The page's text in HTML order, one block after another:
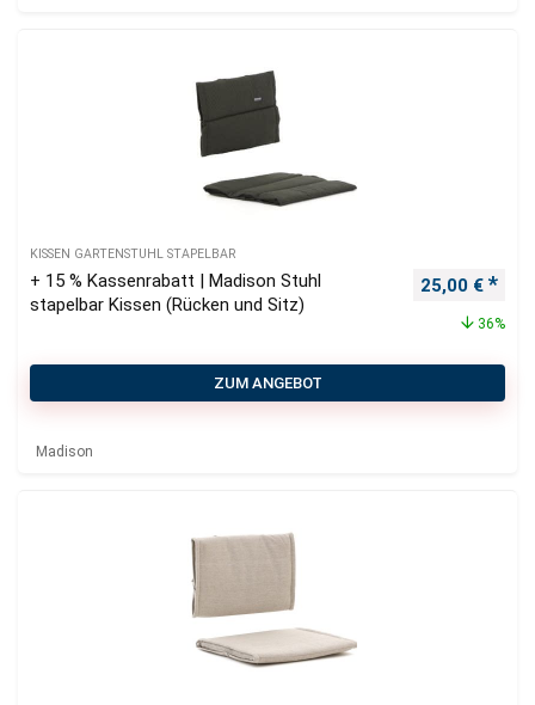
KISSEN GARTENSTUHL STAPELBAR
+ 15 % Kassenrabatt | Madison Stuhl
stapelbar Kissen (Rücken und Sitz)
25,00 €
36%
ZUM ANGEBOT
Madison